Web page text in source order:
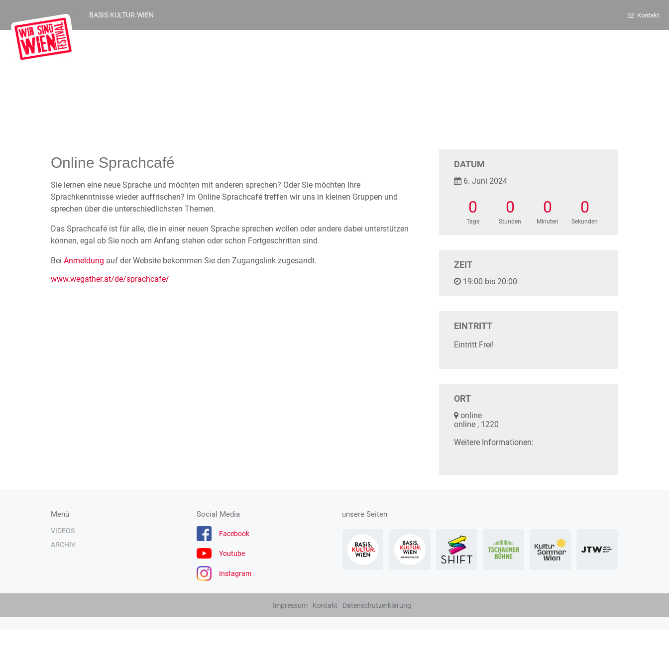
BASIS.KULTUR.WIEN Kontakt
Online Sprachcafé
Sie lernen eine neue Sprache und möchten mit anderen sprechen? Oder Sie möchten Ihre
Sprachkenntnisse wieder auffrischen? Im Online Sprachcafé treffen wir uns in kleinen Gruppen und
sprechen über die unterschiedlichsten Themen.
Das Sprachcafé ist für alle, die in einer neuen Sprache sprechen wollen oder andere dabei unterstützen
können, egal ob Sie noch am Anfang stehen oder schon Fortgeschritten sind.
Bei Anmeldung auf der Website bekommen Sie den Zugangslink zugesandt.
www.wegather.at/de/sprachcafe/
DATUM
6. Juni 2024
0
Tage
0
Stunden
0
Minuten
0
Sekunden
ZEIT
19:00 bis 20:00
EINTRITT
Eintritt Frei!
ORT
online
online , 1220
Weitere Informationen:
Menü
VIDEOS
ARCHIV
Social Media
Facebook
Youtube
Instagram
unsere Seiten
Impressum Kontakt Datenschutzerklärung